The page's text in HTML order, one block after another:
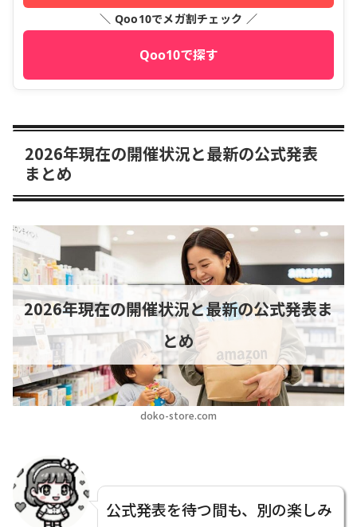
＼ Qoo10でメガ割チェック ／
Qoo10で探す
2026年現在の開催状況と最新の公式発表
まとめ
doko-store.com
2026年現在の開催状況と最新の公式発表ま
とめ
公式発表を待つ間も、別の楽しみ